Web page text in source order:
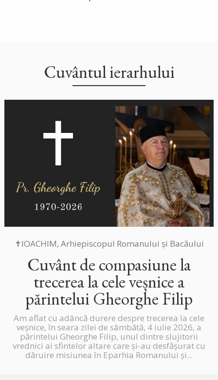
Cuvântul ierarhului
✝IOACHIM, Arhiepiscopul Romanului și Bacăului
Cuvânt de compasiune la
trecerea la cele veșnice a
părintelui Gheorghe Filip
Am aflat cu adâncă durere despre trecerea la cele
veșnice, în seara zilei de sâmbătă, 4 iulie 2026, a
părintelui Gheorghe Filip, unul dintre slujitorii
vrednici ai sfintelor altare care și-au desfășurat cu
dăruire misiunea în Eparhia Romanului și...